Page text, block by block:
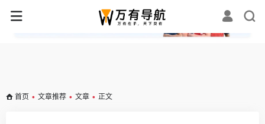
✕
首页 • 文章推荐 • 文章 • 正文